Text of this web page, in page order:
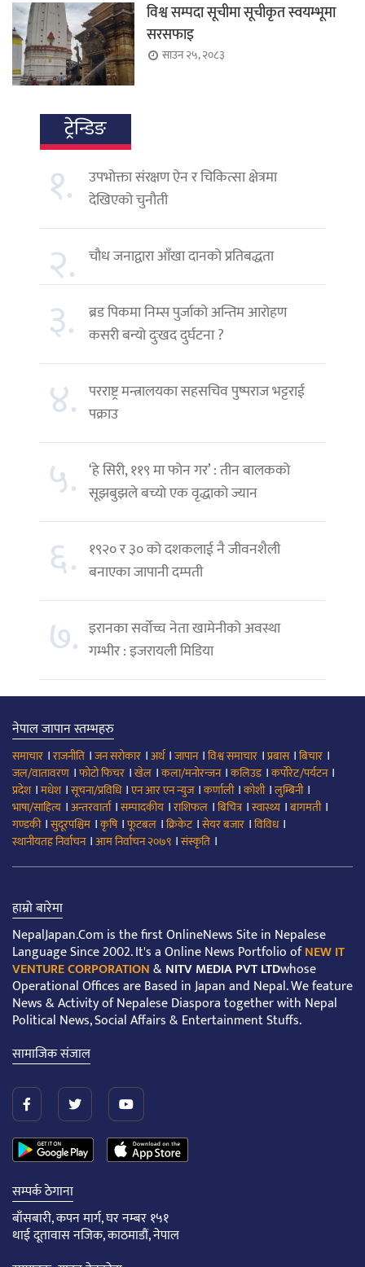
विश्व सम्पदा सूचीमा सूचीकृत स्वयम्भूमा
सरसफाइ
साउन २५, २०८३
ट्रेन्डिङ
१.
उपभोक्ता संरक्षण ऐन र चिकित्सा क्षेत्रमा
देखिएको चुनौती
२. चौध जनाद्वारा आँखा दानको प्रतिबद्धता
३.
ब्रड पिकमा निम्स पुर्जाको अन्तिम आरोहण
कसरी बन्यो दुःखद दुर्घटना ?
४. परराष्ट्र मन्त्रालयका सहसचिव पुष्पराज भट्टराई
पक्राउ
५. ‘हे सिरी, ११९ मा फोन गर’ : तीन बालकको
सूझबुझले बच्यो एक वृद्धाको ज्यान
६. १९२० र ३० को दशकलाई नै जीवनशैली
बनाएका जापानी दम्पती
७. इरानका सर्वोच्च नेता खामेनीको अवस्था
गम्भीर : इजरायली मिडिया
नेपाल जापान स्तम्भहरु
समाचार ।राजनीति ।जन सरोकार ।अर्थ।जापान।विश्व समाचार ।प्रबास।बिचार ।
जल/वातावरण ।फोटो फिचर ।खेल ।कला/मनोरन्जन।कलिउड।कर्पोरेट/पर्यटन।
प्रदेश।मधेश।सूचना/प्रविधि।एन आर एन न्युज।कर्णाली।कोशी।लुम्बिनी।
भाषा/साहित्य ।अन्तरवार्ता।सम्पादकीय ।राशिफल ।बिचित्र।स्वास्थ्य ।बागमती।
गण्डकी।सुदूरपश्चिम ।कृषि।फूटबल ।क्रिकेट।सेयर बजार ।विविध।
स्थानीयतह निर्वाचन।आम निर्वाचन २०७९ ।संस्कृति ।
हाम्रो बारेमा
NepalJapan.Com is the first OnlineNews Site in Nepalese
Language Since 2002. It's a Online News Portfolio ofNEW IT
VENTURE CORPORATION&NITV MEDIA PVT LTDwhose
Operational Offices are Based in Japan and Nepal. We feature
News & Activity of Nepalese Diaspora together with Nepal
Political News, Social Affairs & Entertainment Stuffs.
सामाजिक संजाल
सम्पर्क ठेगाना
बाँसबारी, कपन मार्ग, घर नम्बर १५१
थाई दूतावास नजिक, काठमाडौं, नेपाल